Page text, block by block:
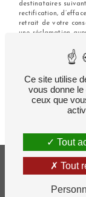
destinataires
rectification,
retrait de votre
une réclamation
d’organiser le sort
ces droits par voie
l'adresse . Un
conservons vos
pendant la durée
gestion des
d'opposition au
.
Vistalid-
Ce site utilise
vous donne
ceux que
Tout
Tout